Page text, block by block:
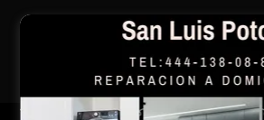
Reparación Urgente de
Refrigeradores